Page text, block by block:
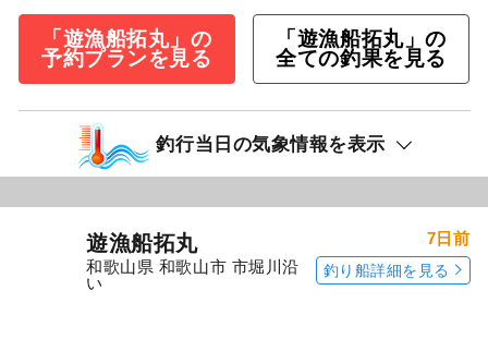
「遊漁船拓丸」の
予約プランを見る
「遊漁船拓丸」の
全ての釣果を見る
釣行当日の気象情報を表示
遊漁船拓丸
和歌山県 和歌山市 市堀川沿
い
7日前
釣り船詳細を見る